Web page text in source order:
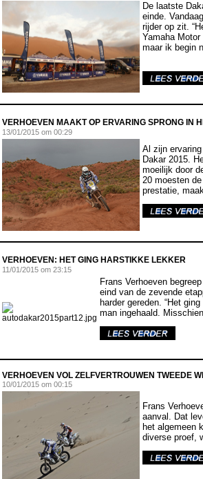
De laatste
einde.
rijder op zit.
Yamaha
maar ik begin
VERHOEVEN MAAKT OP ERVARING SPRONG IN
13/01/2015 om 00:29
Al zijn
Dakar 2015.
moeilijk door
20 moesten
prestatie,
VERHOEVEN: HET GING HARSTIKKE LEKKER
11/01/2015 om 23:15
Frans Verhoeven
eind van de zevende
harder gereden. “Het
man ingehaald.
VERHOEVEN VOL ZELFVERTROUWEN TWEEDE
10/01/2015 om 00:15
Frans
aanval. Dat
het algemeen
diverse proef,